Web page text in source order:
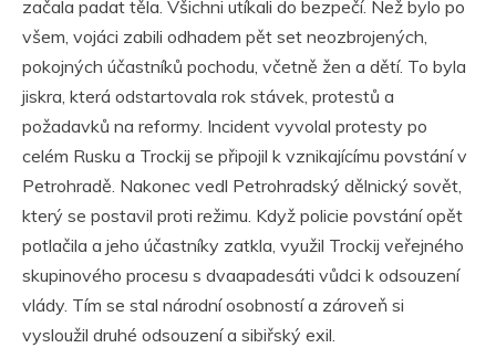
začala padat těla. Všichni utíkali do bezpečí. Než bylo po
všem, vojáci zabili odhadem pět set neozbrojených,
pokojných účastníků pochodu, včetně žen a dětí. To byla
jiskra, která odstartovala rok stávek, protestů a
požadavků na reformy. Incident vyvolal protesty po
celém Rusku a Trockij se připojil k vznikajícímu povstání v
Petrohradě. Nakonec vedl Petrohradský dělnický sovět,
který se postavil proti režimu. Když policie povstání opět
potlačila a jeho účastníky zatkla, využil Trockij veřejného
skupinového procesu s dvaapadesáti vůdci k odsouzení
vlády. Tím se stal národní osobností a zároveň si
vysloužil druhé odsouzení a sibiřský exil.